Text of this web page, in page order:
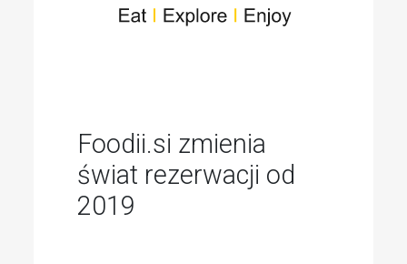
Foodii.si zmienia
świat rezerwacji od
2019